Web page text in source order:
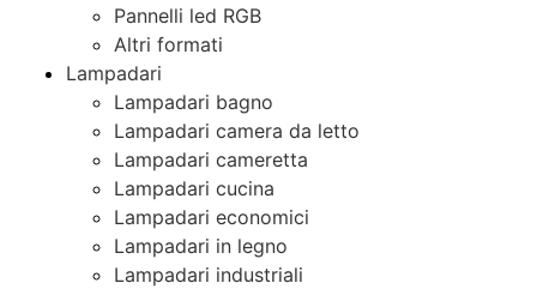
Pannelli led RGB
Altri formati
Lampadari
Lampadari bagno
Lampadari camera da letto
Lampadari cameretta
Lampadari cucina
Lampadari economici
Lampadari in legno
Lampadari industriali